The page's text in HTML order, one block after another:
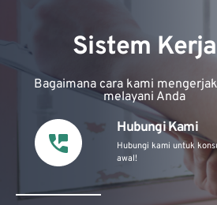
Sistem
Bagaimana cara kami
melayani Anda
Hubungi Kami
Hubungi kami untuk
awal!